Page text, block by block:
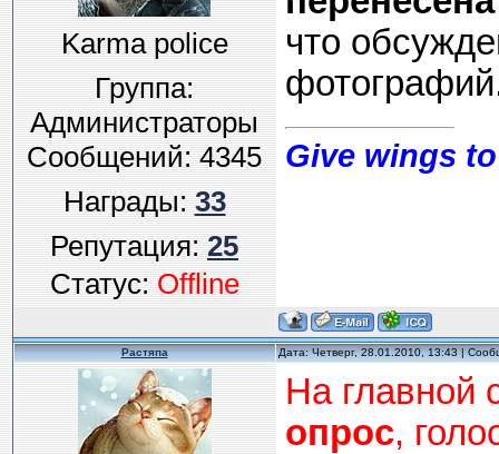
Karma police
Группа:
Администраторы
Сообщений:4345
Награды:33
Репутация:25
Статус:Offline
что
Give wings
Растяпа Дата: Четверг, 28.01.2010, 13:43 |
На главной
опрос,